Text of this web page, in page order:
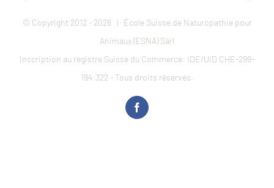
© Copyright 2012 - 2026 | École Suisse de Naturopathie pour
Animaux (ESNA) Sàrl
Inscription au registre Suisse du Commerce: IDE/UID CHE-299-
194.322 - Tous droits réservés.
Facebook